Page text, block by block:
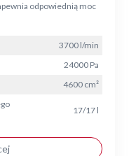
odpowiednią moc
3700 l/min
24000 Pa
4600 cm²
17/17 l